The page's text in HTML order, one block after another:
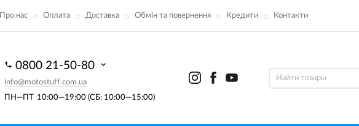
Про нас Оплата Доставка Обмін та повернення Кредити Контакти
ПН—ПТ 10:00—19:00 (СБ: 10:00—15:00)
0800 21-50-80
info@motostuff.com.ua